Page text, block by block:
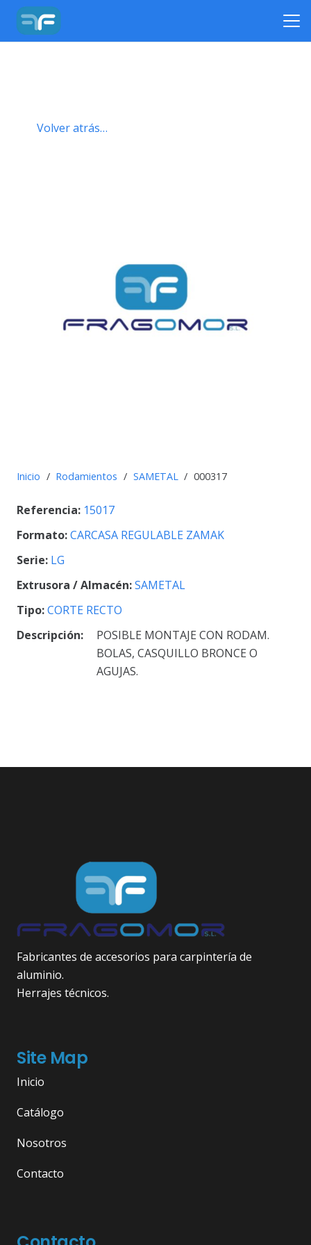
Volver atrás…
Inicio / Rodamientos / SAMETAL / 000317
Referencia: 15017
Formato:CARCASA REGULABLE ZAMAK
Serie: LG
Extrusora / Almacén:SAMETAL
Tipo:CORTE RECTO
Descripción:
POSIBLE MONTAJE CON RODAM.
BOLAS, CASQUILLO BRONCE O
AGUJAS.
Fabricantes de accesorios para carpintería de
aluminio.
Herrajes técnicos.
Site Map
Inicio
Catálogo
Nosotros
Contacto